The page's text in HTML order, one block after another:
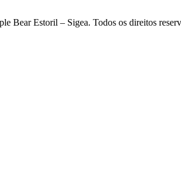
Bear Estoril – Sigea. Todos os direitos